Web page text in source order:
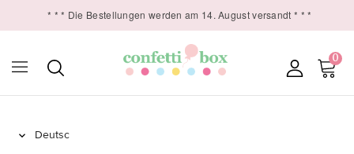
* * * Die Bestellungen werden am 14. August versandt * * *
0
